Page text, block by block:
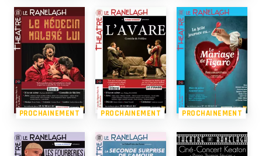
PROCHAINEMENT PROCHAINEMENT PROCHAINEMENT